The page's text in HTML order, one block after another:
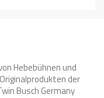
Hebebühnen und
der
Busch Germany